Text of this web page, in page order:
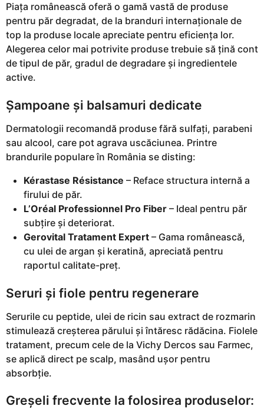
Piața românească oferă o gamă vastă de produse
pentru păr degradat, de la branduri internaționale de
top la produse locale apreciate pentru eficiența lor.
Alegerea celor mai potrivite produse trebuie să țină cont
de tipul de păr, gradul de degradare și ingredientele
active.
Șampoane și balsamuri dedicate
Dermatologii recomandă produse fără sulfați, parabeni
sau alcool, care pot agrava uscăciunea. Printre
brandurile populare în România se disting:
Kérastase Résistance – Reface structura internă a
firului de păr.
L’Oréal Professionnel Pro Fiber – Ideal pentru păr
subțire și deteriorat.
Gerovital Tratament Expert – Gama românească,
cu ulei de argan și keratină, apreciată pentru
raportul calitate-preț.
Seruri și fiole pentru regenerare
Serurile cu peptide, ulei de ricin sau extract de rozmarin
stimulează creșterea părului și întăresc rădăcina. Fiolele
tratament, precum cele de la Vichy Dercos sau Farmec,
se aplică direct pe scalp, masând ușor pentru
absorbție.
Greșeli frecvente la folosirea produselor: